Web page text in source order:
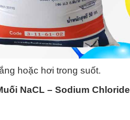
hoặc hơi trong suốt.
NaCL – Sodium Chloride